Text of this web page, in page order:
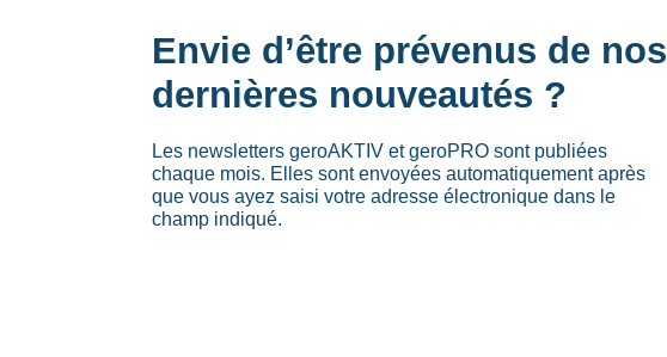
Envie d’être prévenus de nos
dernières nouveautés ?
Les newsletters geroAKTIV et geroPRO sont publiées
chaque mois. Elles sont envoyées automatiquement après
que vous ayez saisi votre adresse électronique dans le
champ indiqué.